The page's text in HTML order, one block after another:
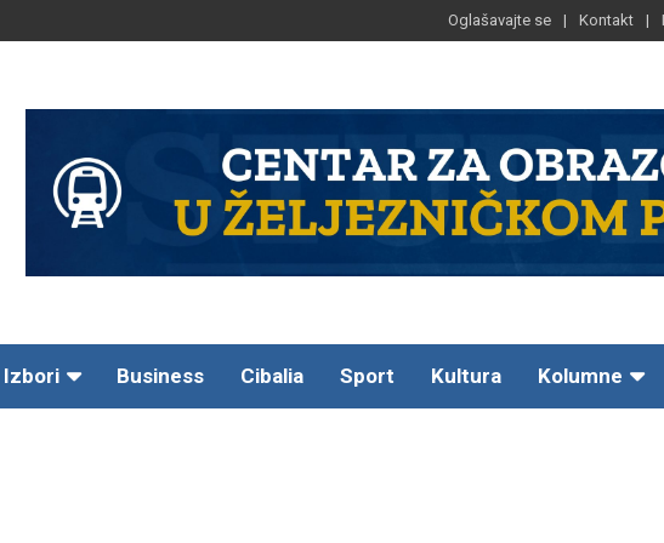
Oglašavajte se Kontakt
Izbori Business Cibalia Sport Kultura Kolumne